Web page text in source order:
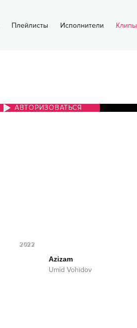
Плейлисты Исполнители Клипы
АВТОРИЗОВАТЬСЯ
2022
Azizam
Umid Vohidov